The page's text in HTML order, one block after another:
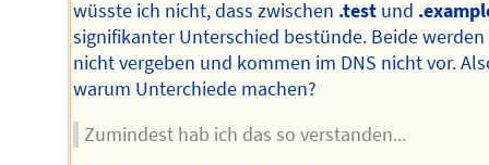
wüsste ich nicht, dass zwischen .test und
signifikanter Unterschied bestünde. Beide werden
nicht vergeben und kommen im DNS nicht vor.
warum Unterchiede machen?
Zumindest hab ich das so verstanden...